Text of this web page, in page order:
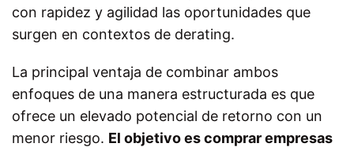
con rapidez y agilidad las oportunidades que
surgen en contextos de derating.
La principal ventaja de combinar ambos
enfoques de una manera estructurada es que
ofrece un elevado potencial de retorno con un
menor riesgo. El objetivo es comprar empresas